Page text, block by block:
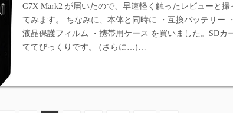
G7X Mark2 が届いたので、早速軽く触ったレビューと
てみます。 ちなみに、本体と同時に ・互換バッテリー
液晶保護フィルム ・携帯用ケース を買いました。SDカ
ててびっくりです。 (さらに…)…